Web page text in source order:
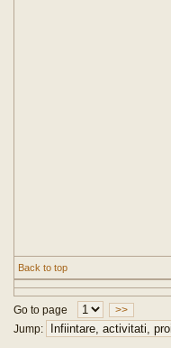
Back to top
Go to page
>>
Jump: